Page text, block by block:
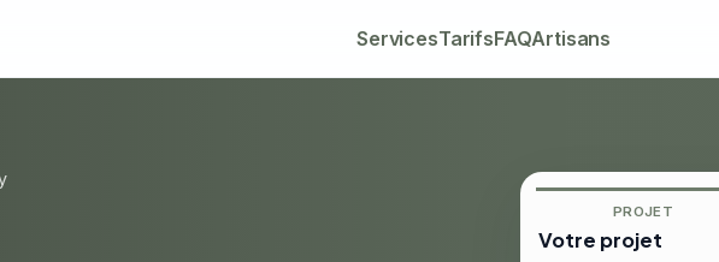
ServicesTarifsFAQArtisans
PROJET
Votre projet